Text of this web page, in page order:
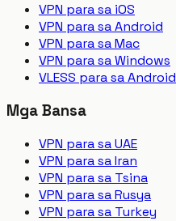
VPN para sa iOS
VPN para sa Android
VPN para sa Mac
VPN para sa Windows
VLESS para sa Android
Mga Bansa
VPN para sa UAE
VPN para sa Iran
VPN para sa Tsina
VPN para sa Rusya
VPN para sa Turkey